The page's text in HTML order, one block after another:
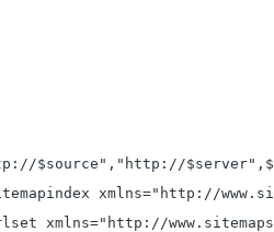
$source","http://
xmlns="http://
xmlns="http://